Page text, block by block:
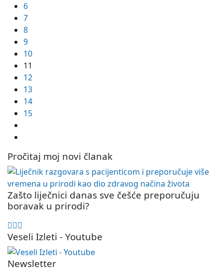
6
7
8
9
10
11
12
13
14
15
Pročitaj moj novi članak
Zašto liječnici danas sve češće preporučuju
boravak u prirodi?
Veseli Izleti - Youtube
Newsletter